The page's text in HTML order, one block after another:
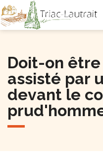
Doit-on
assisté par
devant le